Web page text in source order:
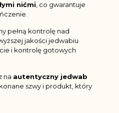
nićmi, co gwarantuje
pełną kontrolę nad
jakości jedwabiu
i kontrolę gotowych
na autentyczny jedwab
szwy i produkt, który